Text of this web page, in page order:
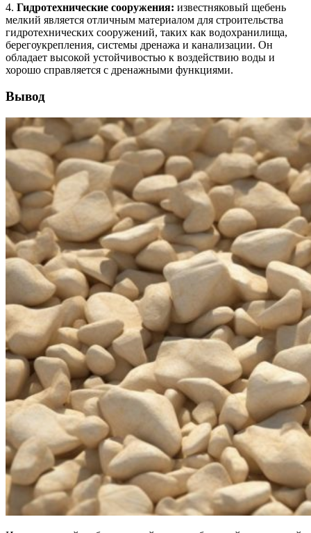
4. Гидротехнические сооружения: известняковый щебень
мелкий является отличным материалом для строительства
гидротехнических сооружений, таких как водохранилища,
берегоукрепления, системы дренажа и канализации. Он
обладает высокой устойчивостью к воздействию воды и
хорошо справляется с дренажными функциями.
Вывод